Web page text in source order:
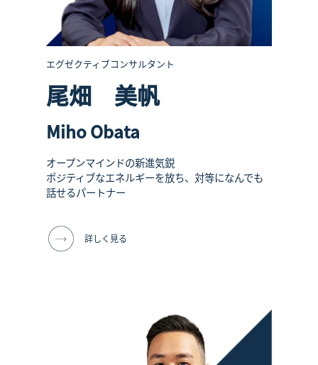
エグゼクティブコンサルタント
尾畑 美帆
Miho Obata
オープンマインドの新進気鋭
ポジティブなエネルギーを放ち、対等になんでも
話せるパートナー
詳しく見る